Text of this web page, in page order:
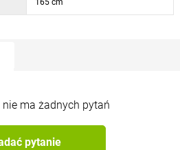
ma żadnych pytań
pytanie